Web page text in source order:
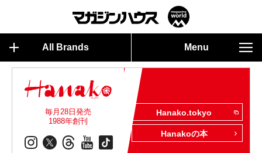
All Brands Menu
毎月28日発売
1988年創刊
Hanako.tokyo
Hanakoの本